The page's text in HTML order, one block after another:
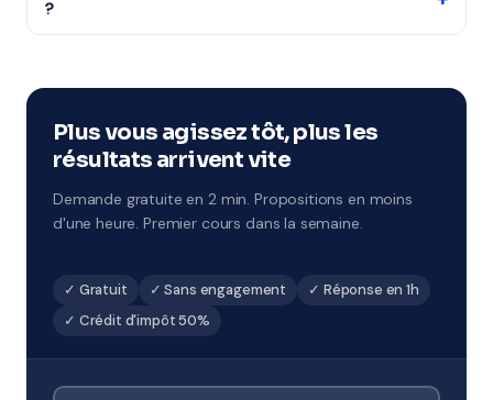
combler des lacunes ou préparer un examen.
Disponibles à La Chapelle-Saint-Luc.
?
accompagnement en conséquence.
Plus vous agissez tôt, plus les
résultats arrivent vite
Demande gratuite en 2 min. Propositions en moins
d'une heure. Premier cours dans la semaine.
✓ Gratuit ✓ Sans engagement
✓ Réponse en 1h
✓ Crédit d'impôt 50%